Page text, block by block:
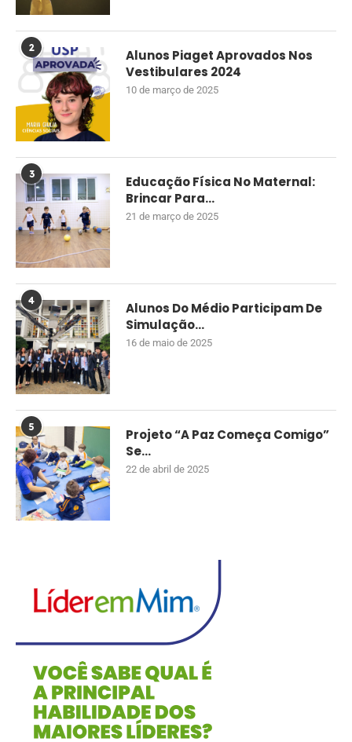
2
Alunos Piaget Aprovados Nos
Vestibulares 2024
10 de março de 2025
3
Educação Física No Maternal:
Brincar Para...
21 de março de 2025
4
Alunos Do Médio Participam De
Simulação...
16 de maio de 2025
5
Projeto “A Paz Começa Comigo”
Se...
22 de abril de 2025